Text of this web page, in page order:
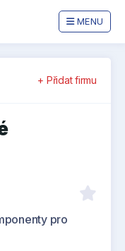
MENU
+ Přidat firmu
pro